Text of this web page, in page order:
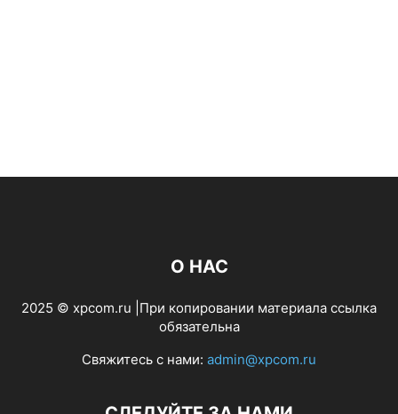
О НАС
2025 © xpcom.ru |При копировании материала ссылка
обязательна
Свяжитесь с нами: admin@xpcom.ru